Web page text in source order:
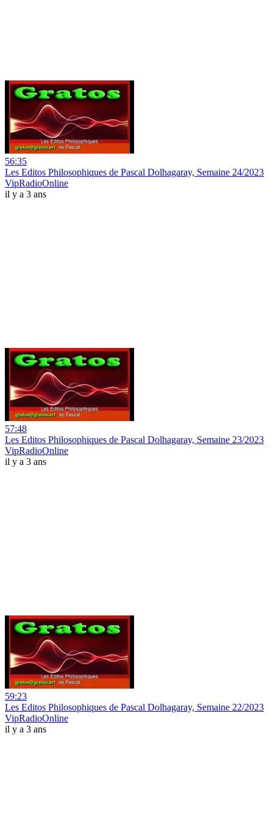
56:35
Les Editos Philosophiques de Pascal Dolhagaray, Semaine 24/2023
VipRadioOnline
il y a 3 ans
57:48
Les Editos Philosophiques de Pascal Dolhagaray, Semaine 23/2023
VipRadioOnline
il y a 3 ans
59:23
Les Editos Philosophiques de Pascal Dolhagaray, Semaine 22/2023
VipRadioOnline
il y a 3 ans